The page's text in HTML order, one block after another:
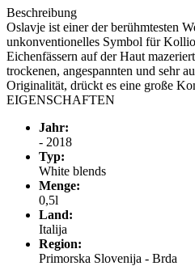
Beschreibung
Oslavje ist einer der berühmtesten
unkonventionelles Symbol für
Eichenfässern auf der Haut
trockenen, angespannten und sehr
Originalität, drückt es eine große
EIGENSCHAFTEN
Jahr:
- 2018
Typ:
White blends
Menge:
0,5l
Land:
Italija
Region:
Primorska Slovenija - Brda